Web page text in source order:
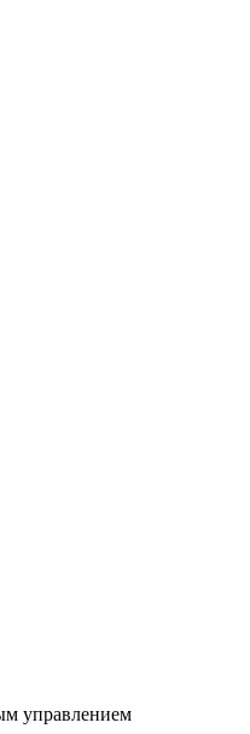
управлением